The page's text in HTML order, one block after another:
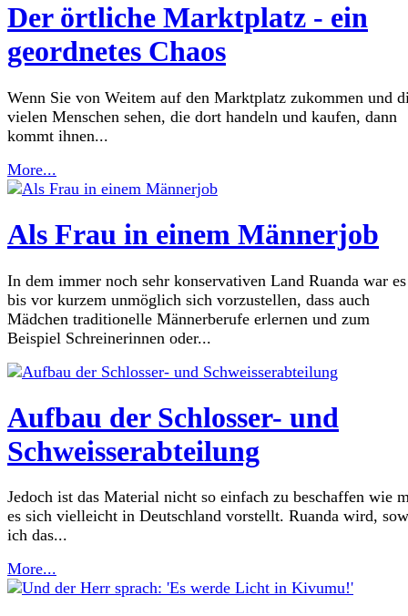
Der örtliche Marktplatz - ein
geordnetes Chaos
Wenn Sie von Weitem auf den Marktplatz zukommen und
vielen Menschen sehen, die dort handeln und kaufen, dann
kommt ihnen...
More...
Als Frau in einem Männerjob
In dem immer noch sehr konservativen Land Ruanda war es
bis vor kurzem unmöglich sich vorzustellen, dass auch
Mädchen traditionelle Männerberufe erlernen und zum
Beispiel Schreinerinnen oder...
Aufbau der Schlosser- und
Schweisserabteilung
Jedoch ist das Material nicht so einfach zu beschaffen wie
es sich vielleicht in Deutschland vorstellt. Ruanda wird,
ich das...
More...